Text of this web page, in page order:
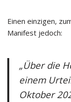
Einen einzigen,
Manifest jedoch:
„Über die
einem
Oktober